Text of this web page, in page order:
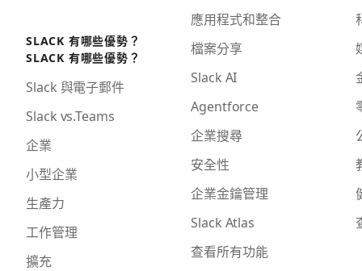
SLACK 有哪些優勢？
SLACK 有哪些優勢？
Slack 與電子郵件
Slack vs.Teams
企業
小型企業
生產力
工作管理
擴充
應用程式和整合
檔案分享
Slack AI
Agentforce
企業搜尋
安全性
企業金鑰管理
Slack Atlas
查看所有功能